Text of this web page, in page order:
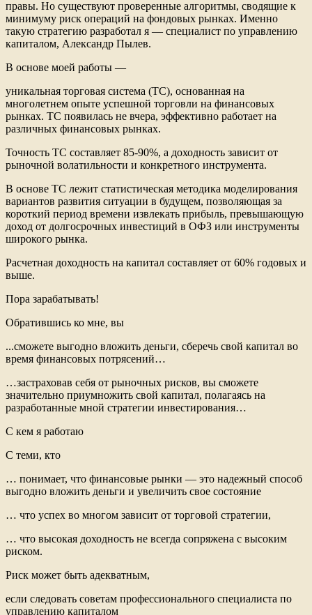
правы. Но существуют проверенные алгоритмы, сводящие к
минимуму риск операций на фондовых рынках. Именно
такую стратегию разработал я — специалист по управлению
капиталом, Александр Пылев.
В основе моей работы —
уникальная торговая система (ТС), основанная на
многолетнем опыте успешной торговли на финансовых
рынках. ТС появилась не вчера, эффективно работает на
различных финансовых рынках.
Точность ТС составляет 85-90%, а доходность зависит от
рыночной волатильности и конкретного инструмента.
В основе ТС лежит статистическая методика моделирования
вариантов развития ситуации в будущем, позволяющая за
короткий период времени извлекать прибыль, превышающую
доход от долгосрочных инвестиций в ОФЗ или инструменты
широкого рынка.
Расчетная доходность на капитал составляет от 60% годовых и
выше.
Пора зарабатывать!
Обратившись ко мне, вы
...сможете выгодно вложить деньги, сберечь свой капитал во
время финансовых потрясений…
…застраховав себя от рыночных рисков, вы сможете
значительно приумножить свой капитал, полагаясь на
разработанные мной стратегии инвестирования…
С кем я работаю
С теми, кто
… понимает, что финансовые рынки — это надежный способ
выгодно вложить деньги и увеличить свое состояние
… что успех во многом зависит от торговой стратегии,
… что высокая доходность не всегда сопряжена с высоким
риском.
Риск может быть адекватным,
если следовать советам профессионального специалиста по
управлению капиталом